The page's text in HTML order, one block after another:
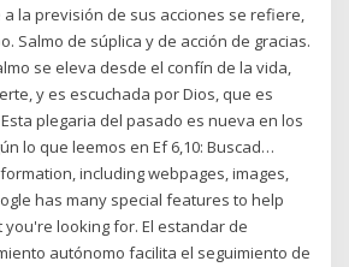
a la previsión de sus acciones se refiere,
Salmo de súplica y de acción de gracias.
se eleva desde el confín de la vida,
y es escuchada por Dios, que es
plegaria del pasado es nueva en los
lo que leemos en Ef 6,10: Buscad…
including webpages, images,
has many special features to help
looking for. El estandar de
autónomo facilita el seguimiento de